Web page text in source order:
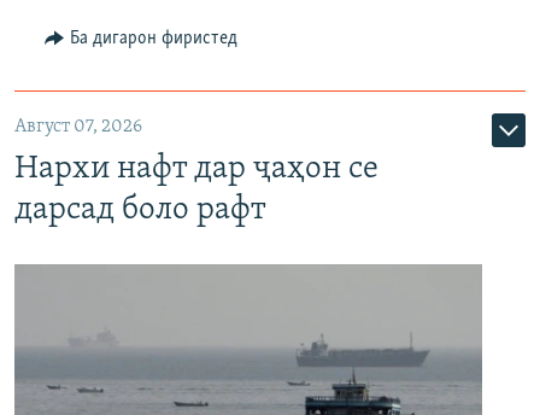
Ба дигарон фиристед
Август 07, 2026
Нархи нафт дар ҷаҳон се
дарсад боло рафт